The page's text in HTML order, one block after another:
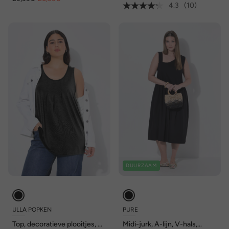
4.3 (10)
ULLA POPKEN
Top, decoratieve plooitjes, A-
DUURZAAM
PURE
Midi-jurk, A-lijn, V-hals,